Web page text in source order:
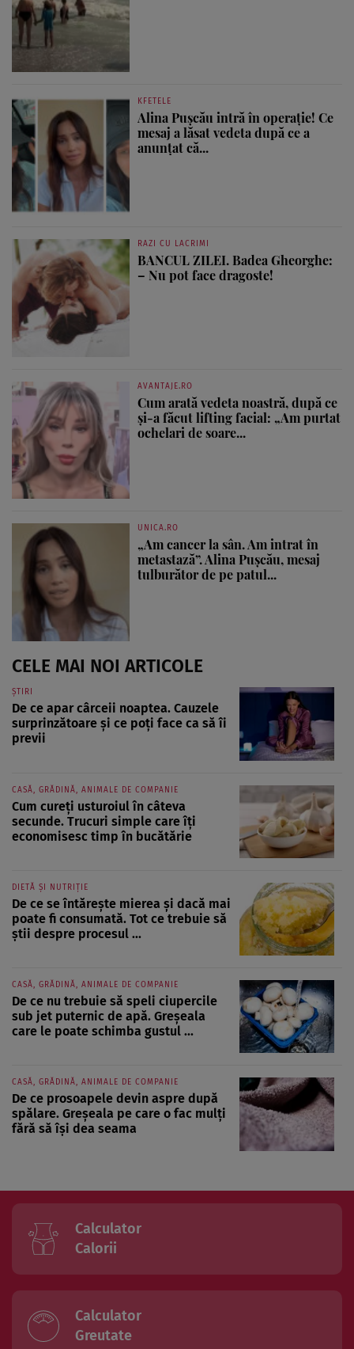
KFETELE
Alina Pușcău intră în operație! Ce
mesaj a lăsat vedeta după ce a
anunțat că...
RAZI CU LACRIMI
BANCUL ZILEI. Badea Gheorghe:
– Nu pot face dragoste!
AVANTAJE.RO
Cum arată vedeta noastră, după ce
și-a făcut lifting facial: „Am purtat
ochelari de soare...
UNICA.RO
„Am cancer la sân. Am intrat în
metastază”. Alina Pușcău, mesaj
tulburător de pe patul...
CELE MAI NOI ARTICOLE
ȘTIRI
De ce apar cârceii noaptea. Cauzele
surprinzătoare și ce poți face ca să îi
previi
CASĂ, GRĂDINĂ, ANIMALE DE COMPANIE
Cum cureți usturoiul în câteva
secunde. Trucuri simple care îți
economisesc timp în bucătărie
DIETĂ ȘI NUTRIȚIE
De ce se întărește mierea și dacă mai
poate fi consumată. Tot ce trebuie să
știi despre procesul ...
CASĂ, GRĂDINĂ, ANIMALE DE COMPANIE
De ce nu trebuie să speli ciupercile
sub jet puternic de apă. Greșeala
care le poate schimba gustul ...
CASĂ, GRĂDINĂ, ANIMALE DE COMPANIE
De ce prosoapele devin aspre după
spălare. Greșeala pe care o fac mulți
fără să își dea seama
Calculator
Calorii
Calculator
Greutate